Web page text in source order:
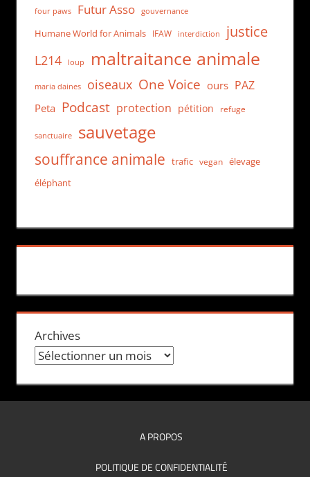
four paws Futur Asso gouvernance
Humane World for Animals IFAW interdiction justice
L214 loup maltraitance animale
maria daines oiseaux One Voice ours PAZ
Peta Podcast protection pétition refuge
sanctuaire sauvetage
souffrance animale trafic vegan
élevage
éléphant
Archives
A PROPOS
POLITIQUE DE CONFIDENTIALITÉ